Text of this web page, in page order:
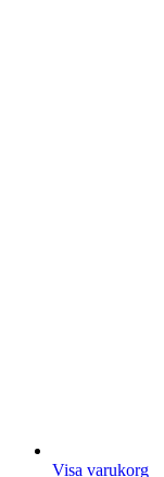
Visa varukorg